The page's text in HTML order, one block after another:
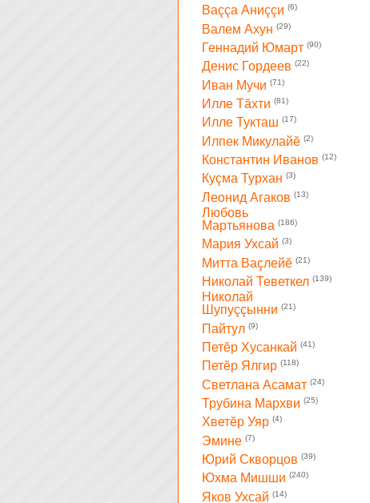
Ваççа Аниççи (6)
Валем Ахун (29)
Геннадий Юмарт (90)
Денис Гордеев (22)
Иван Мучи (71)
Илле Тăхти (81)
Илле Тукташ (17)
Илпек Микулайĕ (2)
Константин Иванов (12)
Куçма Турхан (3)
Леонид Агаков (13)
Любовь
Мартьянова (186)
Мария Ухсай (3)
Митта Ваçлейĕ (21)
Николай Теветкел (139)
Николай
Шупуççынни (21)
Пайтул (9)
Петĕр Хусанкай (41)
Петĕр Ялгир (118)
Светлана Асамат (24)
Трубина Мархви (25)
Хветĕр Уяр (4)
Эмине (7)
Юрий Скворцов (39)
Юхма Мишши (240)
Яков Ухсай (14)